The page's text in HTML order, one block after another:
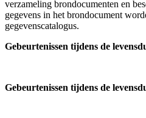
verzameling brondocumenten en
gegevens in het brondocument
gegevenscatalogus.
Gebeurtenissen tijdens de
Gebeurtenissen tijdens de